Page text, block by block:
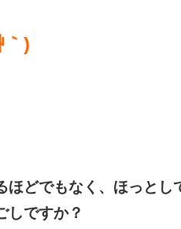
｀)
ほどでもなく、ほっとし
しですか？